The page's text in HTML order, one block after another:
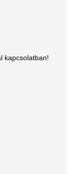
kapcsolatban!